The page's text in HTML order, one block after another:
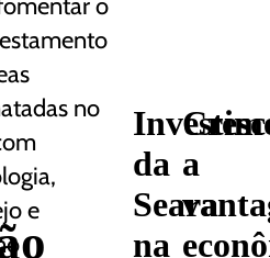
o
no
e
da
Seara
na
a